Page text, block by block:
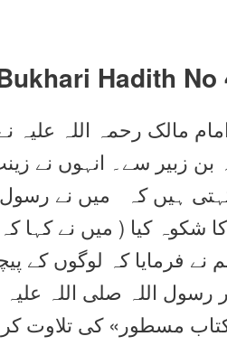
Hadith No
مالک رحمہ اللہ علیہ
زبیر سے۔ انہوں نے
ہیں کہ میں نے
شکوہ کیا ( میں نے کہا
فرمایا کہ لوگوں کے
اللہ صلی اللہ
مسطور» کی تلاوت کر